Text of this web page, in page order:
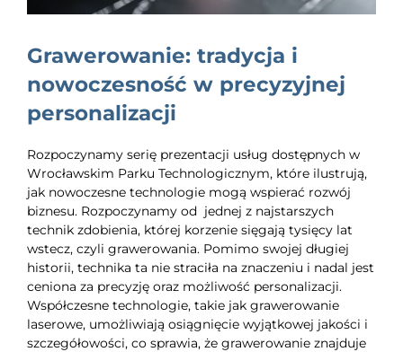
EDUKACJA
NEWS
BLOG
KONTAKT
Grawerowanie: tradycja i
nowoczesność w precyzyjnej
personalizacji
Rozpoczynamy serię prezentacji usług dostępnych w
Wrocławskim Parku Technologicznym, które ilustrują,
jak nowoczesne technologie mogą wspierać rozwój
biznesu. Rozpoczynamy od jednej z najstarszych
technik zdobienia, której korzenie sięgają tysięcy lat
wstecz, czyli grawerowania. Pomimo swojej długiej
historii, technika ta nie straciła na znaczeniu i nadal jest
ceniona za precyzję oraz możliwość personalizacji.
Współczesne technologie, takie jak grawerowanie
laserowe, umożliwiają osiągnięcie wyjątkowej jakości i
szczegółowości, co sprawia, że grawerowanie znajduje